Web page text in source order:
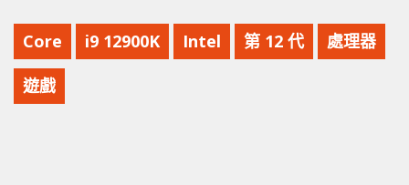
Core i9 12900K Intel 第 12 代 處理器
遊戲